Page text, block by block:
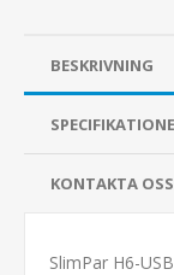
BESKRIVNING
KONTAKTA OSS
SlimPar H6-